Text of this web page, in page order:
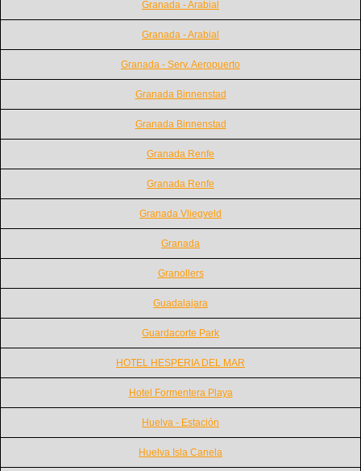
Granada - Arabial
Granada - Arabial
Granada - Serv. Aeropuerto
Granada Binnenstad
Granada Binnenstad
Granada Renfe
Granada Renfe
Granada Vliegveld
Granada
Granollers
Guadalajara
Guardacorte Park
HOTEL HESPERIA DEL MAR
Hotel Formentera Playa
Huelva - Estación
Huelva Isla Canela